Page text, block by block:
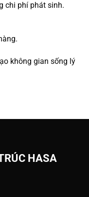
chi phí phát sinh.
không gian sống lý
HASA